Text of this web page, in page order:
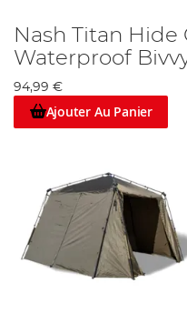
Nash Titan Hide
Waterproof
94,99 €
Ajouter Au Panier